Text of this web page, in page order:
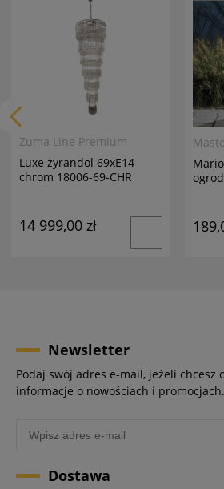
Zuma Line Premium
Luxe żyrandol 69xE14
chrom 18006-69-CHR
14 999,00 zł
Newsletter
Podaj swój adres e-mail, jeżeli chcesz
informacje o nowościach i promocjach.
Dostawa